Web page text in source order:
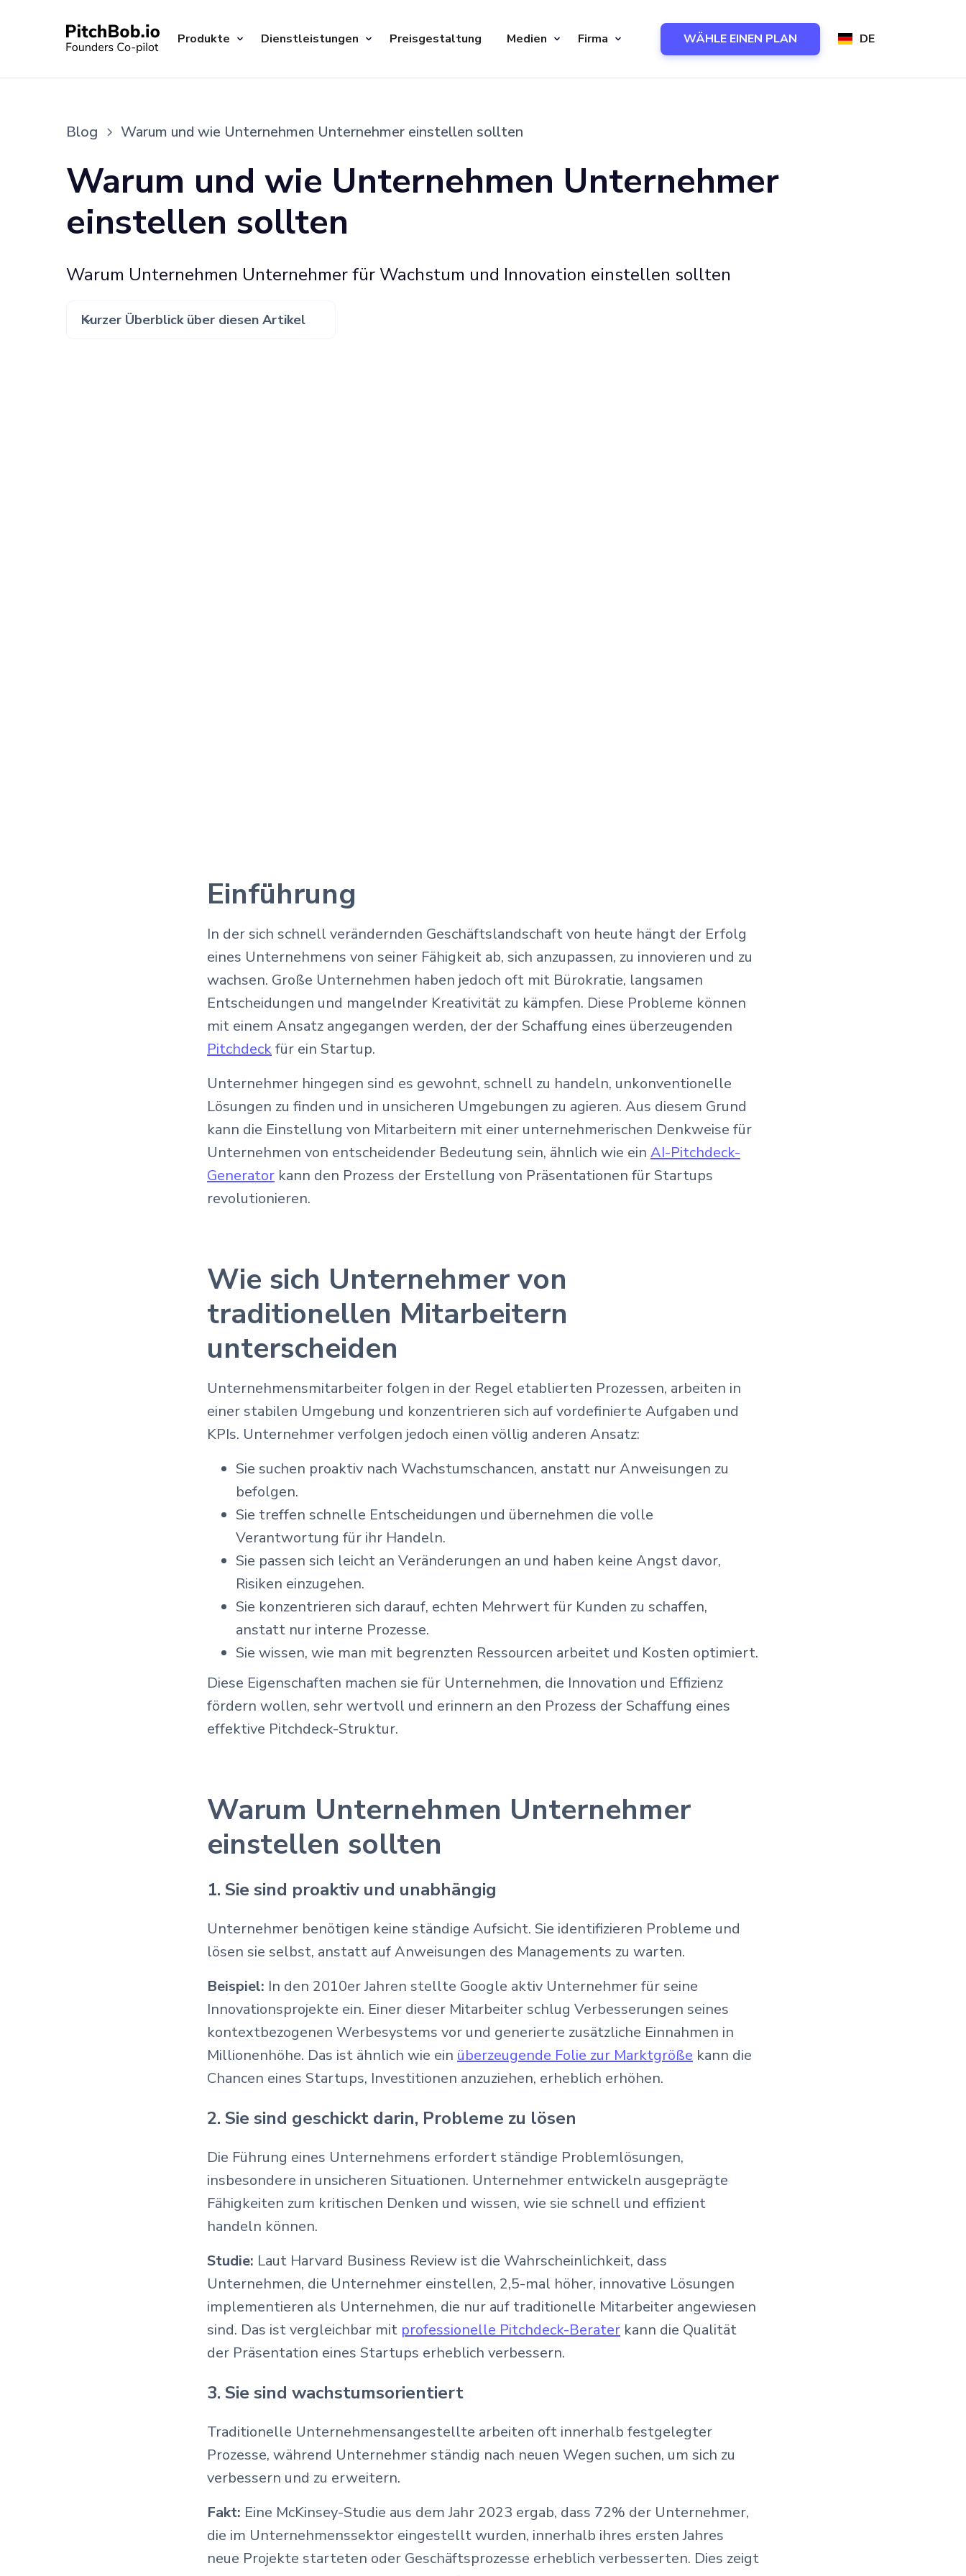
Produkte Dienstleistungen Preisgestaltung Medien Firma WÄHLE EINEN PLAN DE
Blog Warum und wie Unternehmen Unternehmer einstellen sollten
Warum und wie Unternehmen Unternehmer
einstellen sollten
Warum Unternehmen Unternehmer für Wachstum und Innovation einstellen sollten
Kurzer Überblick über diesen Artikel
Einführung
In der sich schnell verändernden Geschäftslandschaft von heute hängt der Erfolg
eines Unternehmens von seiner Fähigkeit ab, sich anzupassen, zu innovieren und zu
wachsen. Große Unternehmen haben jedoch oft mit Bürokratie, langsamen
Entscheidungen und mangelnder Kreativität zu kämpfen. Diese Probleme können
mit einem Ansatz angegangen werden, der der Schaffung eines überzeugenden
Pitchdeckfür ein Startup.
Unternehmer hingegen sind es gewohnt, schnell zu handeln, unkonventionelle
Lösungen zu finden und in unsicheren Umgebungen zu agieren. Aus diesem Grund
kann die Einstellung von Mitarbeitern mit einer unternehmerischen Denkweise für
Unternehmen von entscheidender Bedeutung sein, ähnlich wie ein AI-Pitchdeck-
Generator kann den Prozess der Erstellung von Präsentationen für Startups
revolutionieren.
Wie sich Unternehmer von
traditionellen Mitarbeitern
unterscheiden
Unternehmensmitarbeiter folgen in der Regel etablierten Prozessen, arbeiten in
einer stabilen Umgebung und konzentrieren sich auf vordefinierte Aufgaben und
KPIs. Unternehmer verfolgen jedoch einen völlig anderen Ansatz:
Sie suchen proaktiv nach Wachstumschancen, anstatt nur Anweisungen zu
befolgen.
Sie treffen schnelle Entscheidungen und übernehmen die volle
Verantwortung für ihr Handeln.
Sie passen sich leicht an Veränderungen an und haben keine Angst davor,
Risiken einzugehen.
Sie konzentrieren sich darauf, echten Mehrwert für Kunden zu schaffen,
anstatt nur interne Prozesse.
Sie wissen, wie man mit begrenzten Ressourcen arbeitet und Kosten optimiert.
Diese Eigenschaften machen sie für Unternehmen, die Innovation und Effizienz
fördern wollen, sehr wertvoll und erinnern an den Prozess der Schaffung eines
effektive Pitchdeck-Struktur.
Warum Unternehmen Unternehmer
einstellen sollten
1. Sie sind proaktiv und unabhängig
Unternehmer benötigen keine ständige Aufsicht. Sie identifizieren Probleme und
lösen sie selbst, anstatt auf Anweisungen des Managements zu warten.
Beispiel: In den 2010er Jahren stellte Google aktiv Unternehmer für seine
Innovationsprojekte ein. Einer dieser Mitarbeiter schlug Verbesserungen seines
kontextbezogenen Werbesystems vor und generierte zusätzliche Einnahmen in
Millionenhöhe. Das ist ähnlich wie ein überzeugende Folie zur Marktgröße kann die
Chancen eines Startups, Investitionen anzuziehen, erheblich erhöhen.
2. Sie sind geschickt darin, Probleme zu lösen
Die Führung eines Unternehmens erfordert ständige Problemlösungen,
insbesondere in unsicheren Situationen. Unternehmer entwickeln ausgeprägte
Fähigkeiten zum kritischen Denken und wissen, wie sie schnell und effizient
handeln können.
Studie: Laut Harvard Business Review ist die Wahrscheinlichkeit, dass
Unternehmen, die Unternehmer einstellen, 2,5-mal höher, innovative Lösungen
implementieren als Unternehmen, die nur auf traditionelle Mitarbeiter angewiesen
sind. Das ist vergleichbar mit professionelle Pitchdeck-Berater kann die Qualität
der Präsentation eines Startups erheblich verbessern.
3. Sie sind wachstumsorientiert
Traditionelle Unternehmensangestellte arbeiten oft innerhalb festgelegter
Prozesse, während Unternehmer ständig nach neuen Wegen suchen, um sich zu
verbessern und zu erweitern.
Fakt: Eine McKinsey-Studie aus dem Jahr 2023 ergab, dass 72% der Unternehmer,
die im Unternehmenssektor eingestellt wurden, innerhalb ihres ersten Jahres
neue Projekte starteten oder Geschäftsprozesse erheblich verbesserten. Dies zeigt